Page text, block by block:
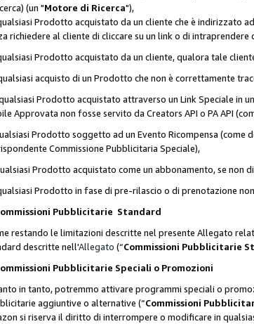
(un "Motore di Ricerca"),
Prodotto acquistato da un cliente che è indirizzato
richiedere al cliente di cliccare su un link o di
Prodotto acquistato da un cliente, qualora tale
acquisto di un Prodotto che non è correttamente
Prodotto acquistato attraverso un Link Speciale in
Approvata non fosse servito da Creators API o PA API
Prodotto soggetto ad un Evento Ricompensa
Commissione Pubblicitaria Speciale),
Prodotto acquistato come un abbonamento, se non
Prodotto in fase di pre-rilascio o di prenotazione
Pubblicitarie Standard
restando le limitazioni descritte nel presente Allegato
descritte nell'Allegato (“Commissioni Pubblicitarie
Pubblicitarie Speciali o Promozioni
in tanto, potremmo attivare programmi speciali o
aggiuntive o alternative (“Commissioni
si riserva il diritto di interrompere o modificare in